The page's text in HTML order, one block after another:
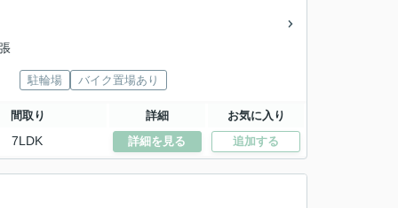
駐輪場 バイク置場あり
間取り 詳細 お気に入り
7LDK 詳細を見る 追加する